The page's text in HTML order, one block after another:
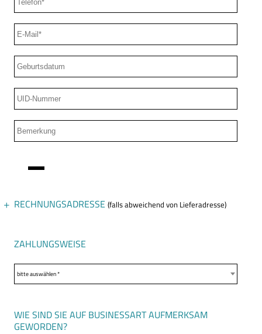
RECHNUNGSADRESSE (falls abweichend von Lieferadresse)
ZAHLUNGSWEISE
bitte auswählen *
WIE SIND SIE AUF BUSINESSART AUFMERKSAM
GEWORDEN?